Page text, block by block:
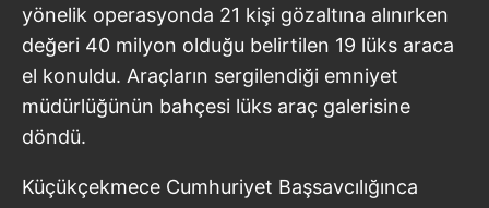
yönelik operasyonda 21 kişi gözaltına alınırken
değeri 40 milyon olduğu belirtilen 19 lüks araca
el konuldu. Araçların sergilendiği emniyet
müdürlüğünün bahçesi lüks araç galerisine
döndü.
Küçükçekmece Cumhuriyet Başsavcılığınca